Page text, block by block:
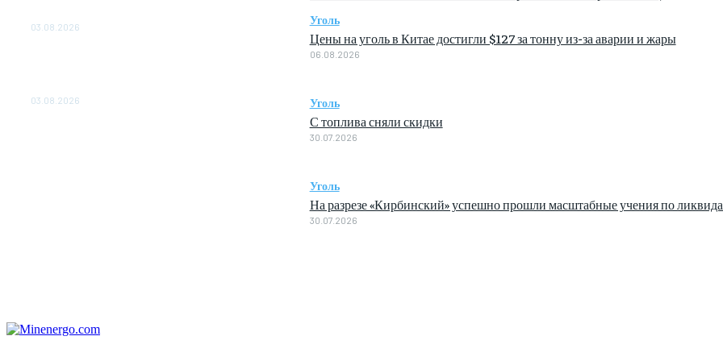
03.08.2026
03.08.2026
Уголь
Цены на уголь в Китае достигли $127 за тонну из-за аварии и жары
06.08.2026
Уголь
С топлива сняли скидки
30.07.2026
Уголь
На разрезе «Кирбинский» успешно прошли масштабные учения по
30.07.2026